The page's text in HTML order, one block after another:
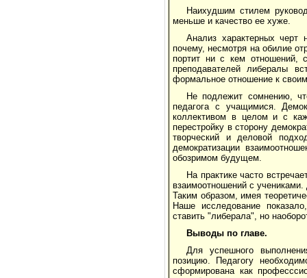
Наихудшим стилем
меньше и качество ее хуже.
Анализ характерных черт
почему, несмотря на обилие
портит ни с кем отношений,
преподавателей либералы
формальное отношение к
Не подлежит сомнению,
педагога с учащимися.
коллективом в целом и с
перестройку в сторону
творческий и деловой
демократизации
обозримом будущем.
На практике часто
взаимоотношений с
Таким образом, имея
Наше исследование
ставить "либерала", но
Выводы по главе.
Для успешного
позицию. Педагогу
сформирована как